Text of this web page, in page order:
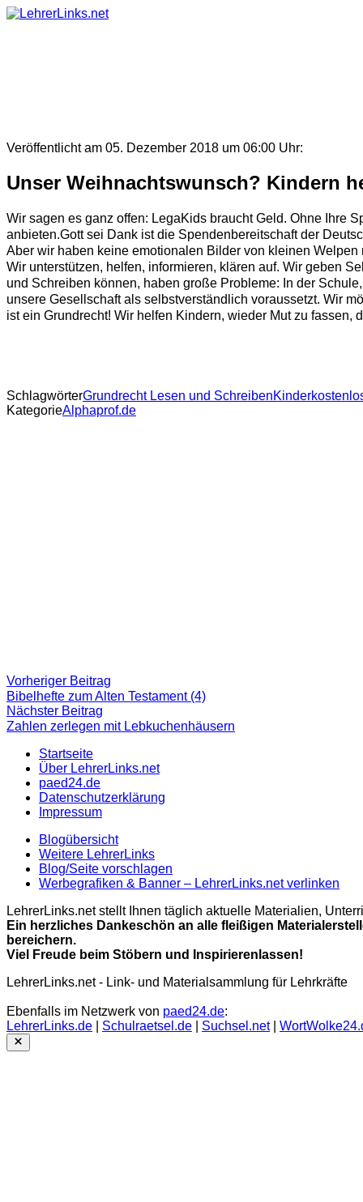
Skip
Veröffentlicht am 05. Dezember 2018 um 06:00 Uhr:
Unser Weihnachtswunsch? Kindern
Wir sagen es ganz offen: LegaKids braucht Geld. Ohne Ihre
anbieten.Gott sei Dank ist die Spendenbereitschaft der
Aber wir haben keine emotionalen Bilder von kleinen
Wir unterstützen, helfen, informieren, klären auf. Wir geben
und Schreiben können, haben große Probleme: In der
unsere Gesellschaft als selbstverständlich voraussetzt. Wir
ist ein Grundrecht! Wir helfen Kindern, wieder Mut zu fassen,
SchlagwörterGrundrecht Lesen und SchreibenKinder
KategorieAlphaprof.de
Beitragsnavigation
Vorheriger Beitrag
Beitrag:
Bibelhefte zum Alten Testament (4)
Nächster Beitrag
Beitrag
Zahlen zerlegen mit Lebkuchenhäusern
Startseite
Über LehrerLinks.net
paed24.de
Datenschutzerklärung
Impressum
Blogübersicht
Weitere LehrerLinks
Blog/Seite vorschlagen
Werbegrafiken & Banner – LehrerLinks.net verlinken
LehrerLinks.net stellt Ihnen täglich aktuelle Materialien,
Ein herzliches Dankeschön an alle fleißigen
bereichern.
Viel Freude beim Stöbern und Inspirierenlassen!
LehrerLinks.net - Link- und Materialsammlung für Lehrkräfte
Ebenfalls im Netzwerk von paed24.de:
LehrerLinks.de
Schulraetsel.de Suchsel.net|
Close